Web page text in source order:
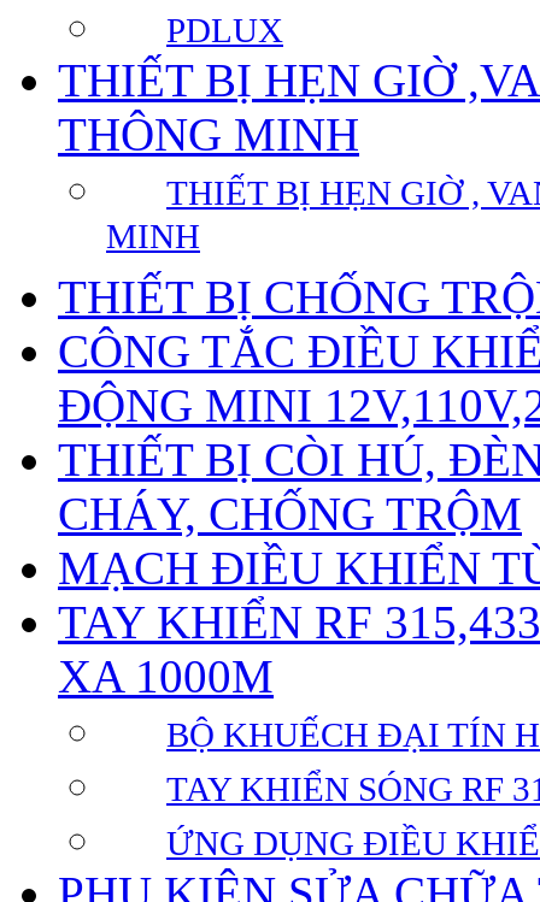
PDLUX
THIẾT BỊ HẸN GIỜ
THÔNG MINH
THIẾT BỊ HẸN GIỜ ,
MINH
THIẾT BỊ CHỐNG
CÔNG TẮC ĐIỀU
ĐỘNG MINI
THIẾT BỊ CÒI HÚ,
CHÁY, CHỐNG TRỘM
MẠCH ĐIỀU KHIỂN
TAY KHIỂN RF
XA 1000M
BỘ KHUẾCH ĐẠI TÍN
TAY KHIỂN SÓNG RF
ỨNG DỤNG ĐIỀU